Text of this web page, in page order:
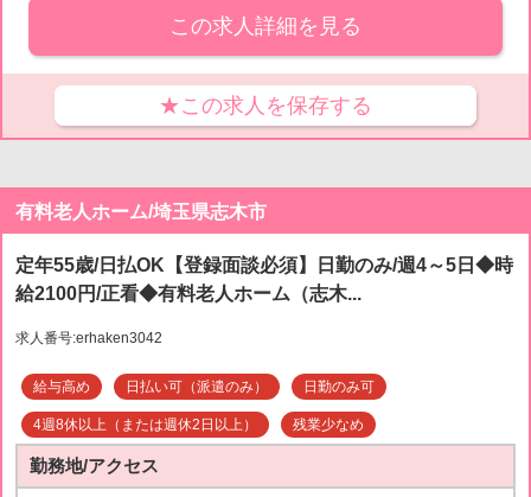
この求人詳細を見る
★この求人を保存する
有料老人ホーム/埼玉県志木市
定年55歳/日払OK【登録面談必須】日勤のみ/週4～5日◆時
給2100円/正看◆有料老人ホーム（志木...
求人番号:erhaken3042
給与高め 日払い可（派遣のみ） 日勤のみ可
4週8休以上（または週休2日以上） 残業少なめ
勤務地/アクセス